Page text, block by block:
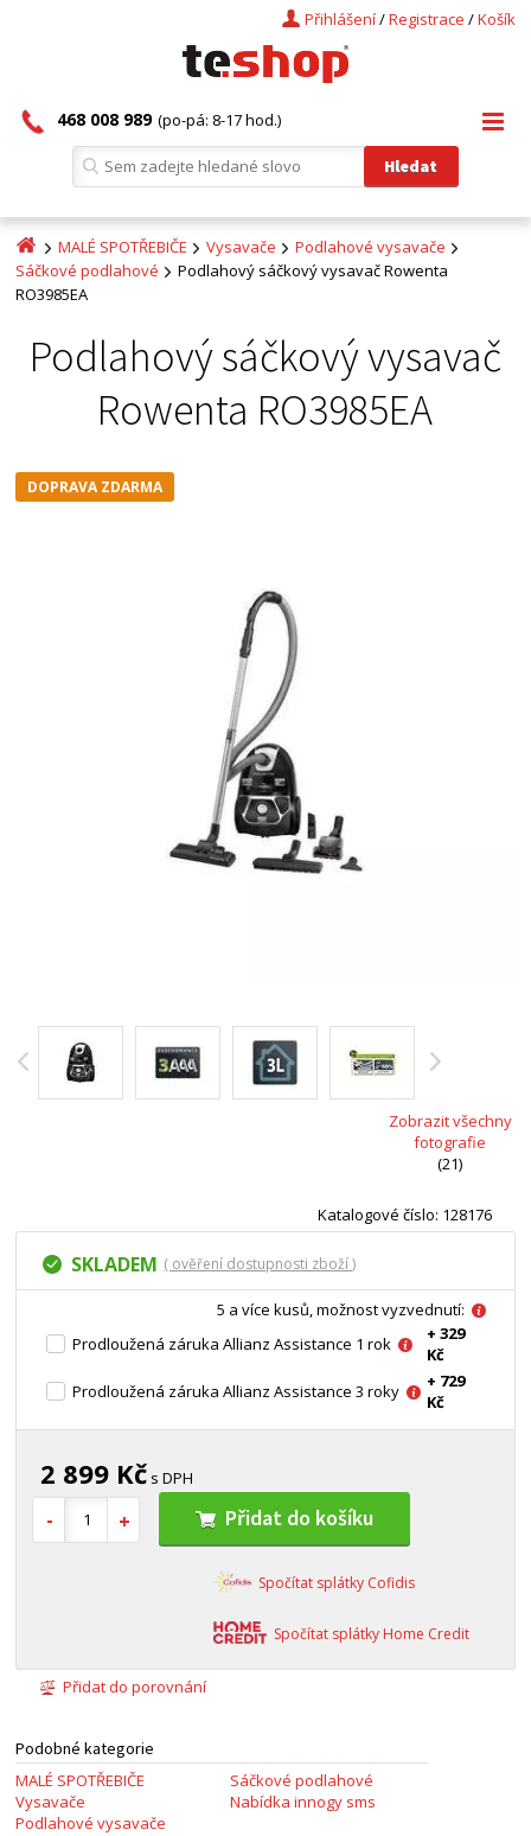
Košík
/
Registrace
/
Přihlášení
468 008 989 (po-pá: 8-17 hod.)
MALÉ SPOTŘEBIČE Vysavače
Podlahové vysavače
Sáčkové podlahové
Podlahový sáčkový vysavač Rowenta
RO3985EA
Podlahový sáčkový vysavač
Rowenta RO3985EA
DOPRAVA ZDARMA
Zobrazit všechny
fotografie
(21)
Katalogové číslo: 128176
SKLADEM ( ověření dostupnosti zboží )
5 a více kusů, možnost vyzvednutí:
Prodloužená záruka Allianz Assistance 1 rok
+ 329
Kč
Prodloužená záruka Allianz Assistance 3 roky
+ 729
Kč
2 899 Kč s DPH
Přidat do košíku
Spočítat splátky Cofidis
Spočítat splátky Home Credit
Přidat do porovnání
Podobné kategorie
MALÉ SPOTŘEBIČE
Vysavače
Podlahové vysavače
Sáčkové podlahové
Nabídka innogy sms